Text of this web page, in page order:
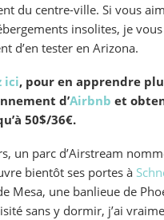
du centre-ville. Si vous
insolites, je
d’en tester en Arizona.
ici, pour en apprendre
d’Airbnb et
50$/36€.
un parc d’Airstream
bientôt ses portes à
Mesa, une banlieue de
sans y dormir, j’ai